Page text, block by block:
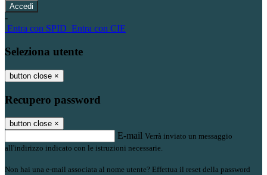
-
Entra con SPID Entra con CIE
Seleziona utente
button close ×
Recupero password
button close ×
E-mail Verrà inviato un messaggio
all'indirizzo indicato con le istruzioni necessarie.
Non hai una e-mail associata al nome utente? Effettua il reset della password